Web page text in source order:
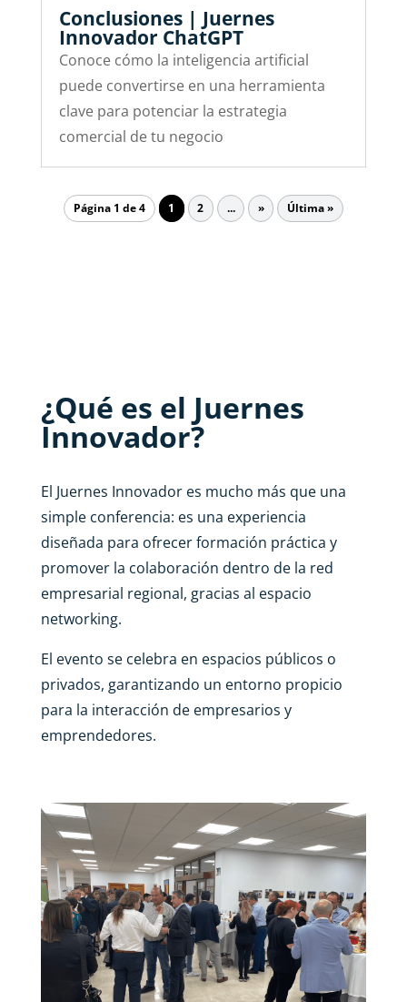
Conclusiones | Juernes
Innovador ChatGPT
Conoce cómo la inteligencia artificial
puede convertirse en una herramienta
clave para potenciar la estrategia
comercial de tu negocio
Página 1 de 4 1 2 ... » Última »
¿Qué es el Juernes
Innovador?
El Juernes Innovador es mucho más que una
simple conferencia: es una experiencia
diseñada para ofrecer formación práctica y
promover la colaboración dentro de la red
empresarial regional, gracias al espacio
networking.
El evento se celebra en espacios públicos o
privados, garantizando un entorno propicio
para la interacción de empresarios y
emprendedores.